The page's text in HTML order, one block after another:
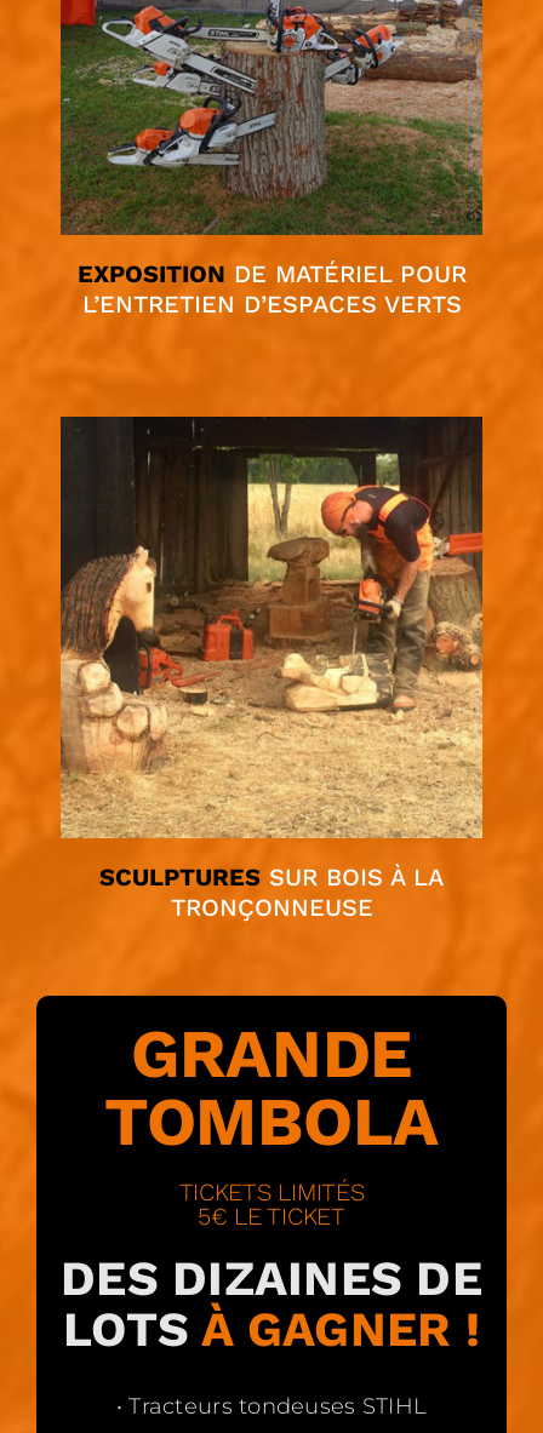
EXPOSITION DE MATÉRIEL POUR
L’ENTRETIEN D’ESPACES VERTS
SCULPTURES SUR BOIS À LA
TRONÇONNEUSE
GRANDE
TOMBOLA
TICKETS LIMITÉS
5€ LE TICKET
DES DIZAINES DE
LOTSÀ GAGNER !
• Tracteurs tondeuses STIHL